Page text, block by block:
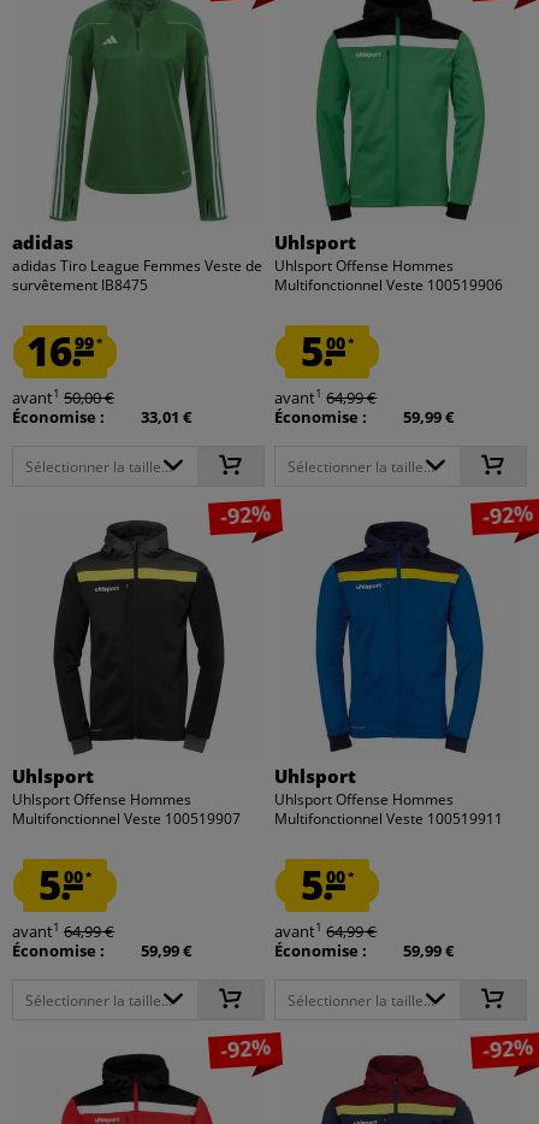
adidas
adidas Tiro League Femmes Veste de
survêtement IB8475
16.99*
avant1 50,00 €
Économise :
33,01 €
Sélectionner la taille...
Uhlsport
Uhlsport Offense Hommes
Multifonctionnel Veste 100519906
5.00*
avant1 64,99 €
Économise :
59,99 €
Sélectionner la taille...
-92%
Uhlsport
Uhlsport Offense Hommes
Multifonctionnel Veste 100519907
5.00*
avant1 64,99 €
Économise :
59,99 €
Sélectionner la taille...
-92%
Uhlsport
Uhlsport Offense Hommes
Multifonctionnel Veste 100519911
5.00*
avant1 64,99 €
Économise :
59,99 €
Sélectionner la taille...
-92% -92%